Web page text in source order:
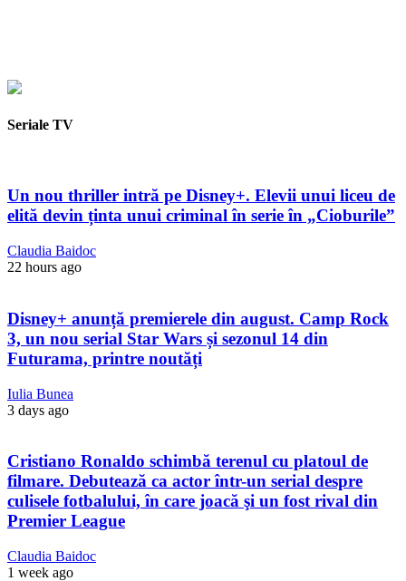
Seriale TV
Un nou thriller intră pe Disney+. Elevii unui liceu de
elită devin ținta unui criminal în serie în „Cioburile”
Claudia Baidoc
22 hours ago
Disney+ anunță premierele din august. Camp Rock
3, un nou serial Star Wars și sezonul 14 din
Futurama, printre noutăți
Iulia Bunea
3 days ago
Cristiano Ronaldo schimbă terenul cu platoul de
filmare. Debutează ca actor într-un serial despre
culisele fotbalului, în care joacă şi un fost rival din
Premier League
Claudia Baidoc
1 week ago